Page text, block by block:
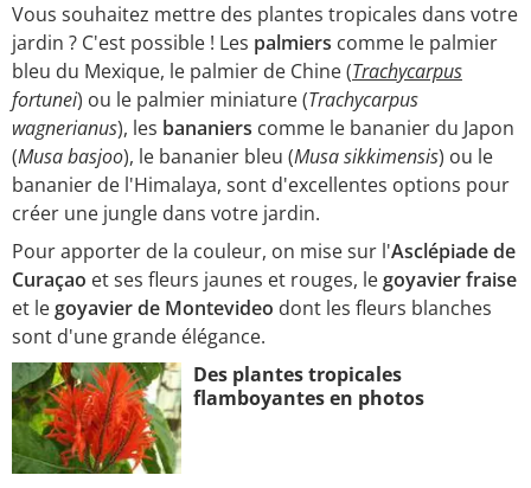
Vous souhaitez mettre des plantes tropicales dans votre
jardin ? C'est possible ! Les palmiers comme le palmier
bleu du Mexique, le palmier de Chine (Trachycarpus
fortunei) ou le palmier miniature (Trachycarpus
wagnerianus), les bananiers comme le bananier du Japon
(Musa basjoo), le bananier bleu (Musa sikkimensis) ou le
bananier de l'Himalaya, sont d'excellentes options pour
créer une jungle dans votre jardin.
Pour apporter de la couleur, on mise sur l'Asclépiade de
Curaçao et ses fleurs jaunes et rouges, legoyavier fraise
et legoyavier de Montevideo dont les fleurs blanches
sont d'une grande élégance.
Des plantes tropicales
flamboyantes en photos